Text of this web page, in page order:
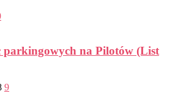
parkingowych na Pilotów (List
9